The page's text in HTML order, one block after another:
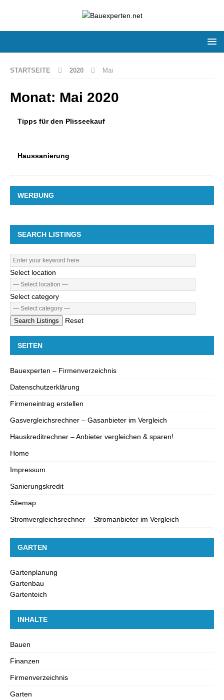
STARTSEITE 2020 Mai
Monat: Mai 2020
Tipps für den Plisseekauf
Haussanierung
WERBUNG
SEARCH LISTINGS
Select location
Select category
Search Listings Reset
SEITEN
Bauexperten – Firmenverzeichnis
Datenschutzerklärung
Firmeneintrag erstellen
Gasvergleichsrechner – Gasanbieter im Vergleich
Hauskreditrechner – Anbieter vergleichen & sparen!
Home
Impressum
Sanierungskredit
Sitemap
Stromvergleichsrechner – Stromanbieter im Vergleich
GARTEN
Gartenplanung
Gartenbau
Gartenteich
INHALTE
Bauen
Finanzen
Firmenverzeichnis
Garten